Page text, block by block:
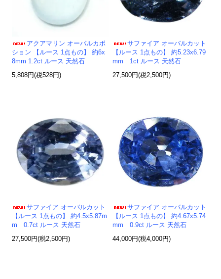
アクアマリン オーバルカボ
ション 【ルース 1点もの】 約6x
8mm 1.2ct ルース 天然石
5,808円(税528円)
サファイア オーバルカット
【ルース 1点もの】 約5.23x6.79
mm 1ct ルース 天然石
27,500円(税2,500円)
サファイア オーバルカット
【ルース 1点もの】 約4.5x5.87m
m 0.7ct ルース 天然石
27,500円(税2,500円)
サファイア オーバルカット
【ルース 1点もの】 約4.67x5.74
mm 0.9ct ルース 天然石
44,000円(税4,000円)